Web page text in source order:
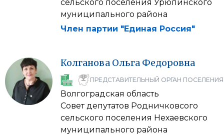
сельского поселения Урюпинского
муниципального района
Член партии "Единая Россия"
Колганова Ольга Федоровна
ПРЕДСТАВИТЕЛЬНЫЙ ОРГАН ПОСЕЛЕНИЯ
Волгоградская область
Совет депутатов Родничковсого
сельского поселения Нехаевского
муниципального района